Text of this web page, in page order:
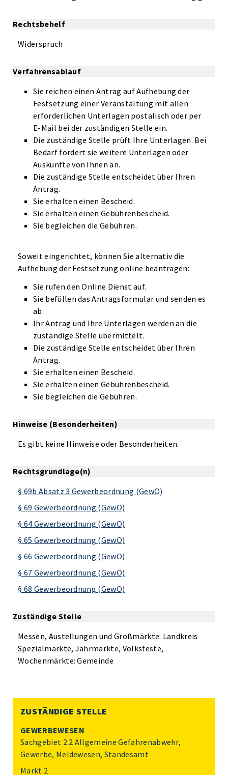
Rechtsbehelf
Widerspruch
Verfahrensablauf
Sie reichen einen Antrag auf Aufhebung der
Festsetzung einer Veranstaltung mit allen
erforderlichen Unterlagen postalisch oder per
E-Mail bei der zuständigen Stelle ein.
Die zuständige Stelle prüft Ihre Unterlagen. Bei
Bedarf fordert sie weitere Unterlagen oder
Auskünfte von Ihnen an.
Die zuständige Stelle entscheidet über Ihren
Antrag.
Sie erhalten einen Bescheid.
Sie erhalten einen Gebührenbescheid.
Sie begleichen die Gebühren.
Soweit eingerichtet, können Sie alternativ die
Aufhebung der Festsetzung online beantragen:
Sie rufen den Online Dienst auf.
Sie befüllen das Antragsformular und senden es
ab.
Ihr Antrag und Ihre Unterlagen werden an die
zuständige Stelle übermittelt.
Die zuständige Stelle entscheidet über Ihren
Antrag.
Sie erhalten einen Bescheid.
Sie erhalten einen Gebührenbescheid.
Sie begleichen die Gebühren.
Hinweise (Besonderheiten)
Es gibt keine Hinweise oder Besonderheiten.
Rechtsgrundlage(n)
§ 69b Absatz 3 Gewerbeordnung (GewO)
§ 69 Gewerbeordnung (GewO)
§ 64 Gewerbeordnung (GewO)
§ 65 Gewerbeordnung (GewO)
§ 66 Gewerbeordnung (GewO)
§ 67 Gewerbeordnung (GewO)
§ 68 Gewerbeordnung (GewO)
Zuständige Stelle
Messen, Austellungen und Großmärkte: Landkreis
Spezialmärkte, Jahrmärkte, Volksfeste,
Wochenmärkte: Gemeinde
ZUSTÄNDIGE STELLE
GEWERBEWESEN
Sachgebiet 2.2 Allgemeine Gefahrenabwehr,
Gewerbe, Meldewesen, Standesamt
Markt 2